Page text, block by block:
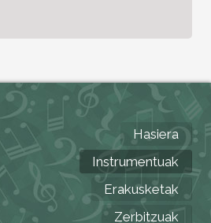
Hasiera
Instrumentuak
Erakusketak
Zerbitzuak